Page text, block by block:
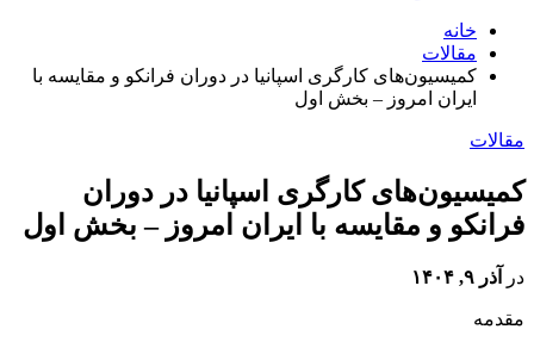
خانه
مقالات
کمیسیون‌های کارگری اسپانیا در دوران فرانکو و مقایسه با
ایران امروز – بخش اول
مقالات
کمیسیون‌های کارگری اسپانیا در دوران
فرانکو و مقایسه با ایران امروز – بخش اول
در آذر ۹, ۱۴۰۴
مقدمه